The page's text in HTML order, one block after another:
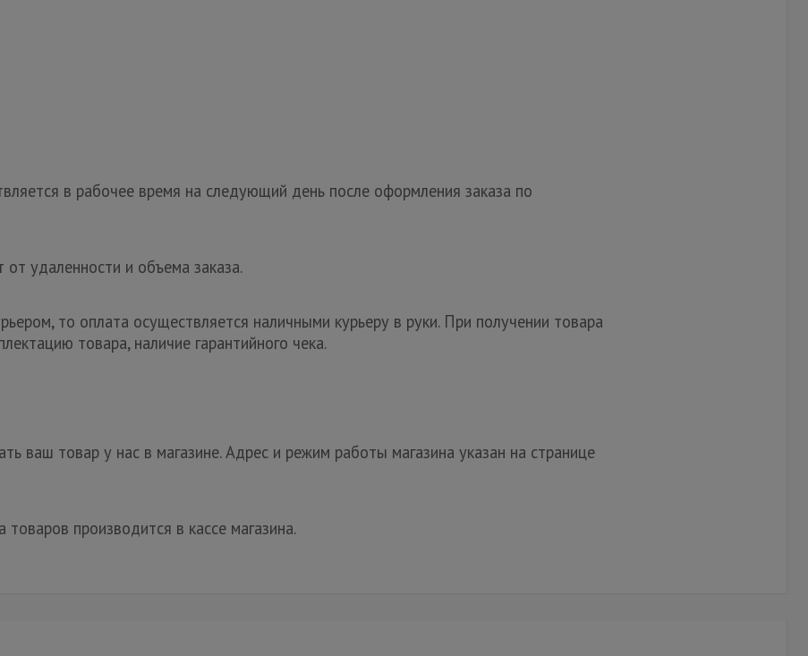
в рабочее время на следующий день после оформления заказа по
от удаленности и объема заказа.
то оплата осуществляется наличными курьеру в руки. При получении товара
товара, наличие гарантийного чека.
ваш товар у нас в магазине. Адрес и режим работы магазина указан на странице
производится в кассе магазина.